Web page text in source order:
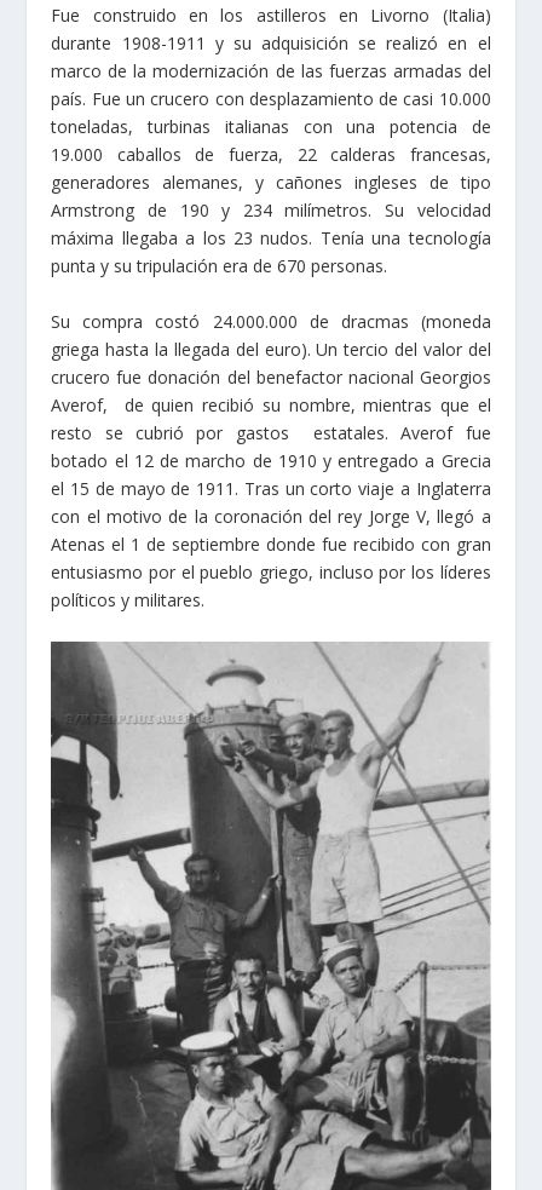
Fue construido en los astilleros en Livorno (Italia)
durante 1908-1911 y su adquisición se realizó en el
marco de la modernización de las fuerzas armadas del
país. Fue un crucero con desplazamiento de casi 10.000
toneladas, turbinas italianas con una potencia de
19.000 caballos de fuerza, 22 calderas francesas,
generadores alemanes, y cañones ingleses de tipo
Armstrong de 190 y 234 milímetros. Su velocidad
máxima llegaba a los 23 nudos. Tenía una tecnología
punta y su tripulación era de 670 personas.
Su compra costó 24.000.000 de dracmas (moneda
griega hasta la llegada del euro). Un tercio del valor del
crucero fue donación del benefactor nacional Georgios
Averof, de quien recibió su nombre, mientras que el
resto se cubrió por gastos estatales. Averof fue
botado el 12 de marcho de 1910 y entregado a Grecia
el 15 de mayo de 1911. Tras un corto viaje a Inglaterra
con el motivo de la coronación del rey Jorge V, llegó a
Atenas el 1 de septiembre donde fue recibido con gran
entusiasmo por el pueblo griego, incluso por los líderes
políticos y militares.